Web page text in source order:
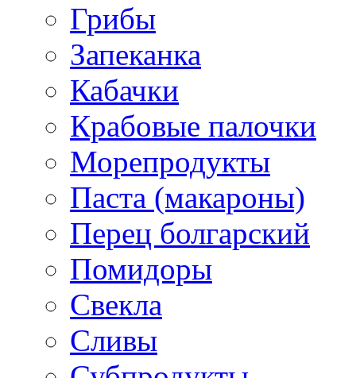
Грибы
Запеканка
Кабачки
Крабовые палочки
Морепродукты
Паста (макароны)
Перец болгарский
Помидоры
Свекла
Сливы